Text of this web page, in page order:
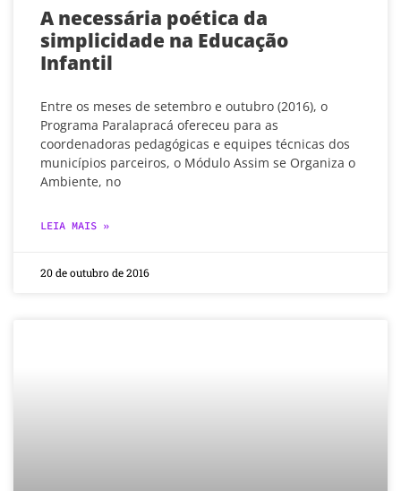
A necessária poética da
simplicidade na Educação
Infantil
Entre os meses de setembro e outubro (2016), o
Programa Paralapracá ofereceu para as
coordenadoras pedagógicas e equipes técnicas dos
municípios parceiros, o Módulo Assim se Organiza o
Ambiente, no
LEIA MAIS »
20 de outubro de 2016